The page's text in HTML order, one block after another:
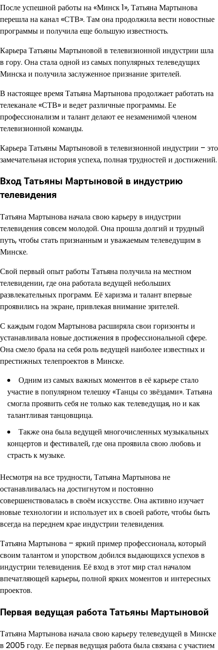
После успешной работы на «Минск 1», Татьяна Мартынова
перешла на канал «СТВ». Там она продолжила вести новостные
программы и получила еще большую известность.
Карьера Татьяны Мартыновой в телевизионной индустрии шла
в гору. Она стала одной из самых популярных телеведущих
Минска и получила заслуженное признание зрителей.
В настоящее время Татьяна Мартынова продолжает работать на
телеканале «СТВ» и ведет различные программы. Ее
профессионализм и талант делают ее незаменимой членом
телевизионной команды.
Карьера Татьяны Мартыновой в телевизионной индустрии – это
замечательная история успеха, полная трудностей и достижений.
Вход Татьяны Мартыновой в индустрию
телевидения
Татьяна Мартынова начала свою карьеру в индустрии
телевидения совсем молодой. Она прошла долгий и трудный
путь, чтобы стать признанным и уважаемым телеведущим в
Минске.
Свой первый опыт работы Татьяна получила на местном
телевидении, где она работала ведущей небольших
развлекательных программ. Её харизма и талант впервые
проявились на экране, привлекая внимание зрителей.
С каждым годом Мартынова расширяла свои горизонты и
устанавливала новые достижения в профессиональной сфере.
Она смело брала на себя роль ведущей наиболее известных и
престижных телепроектов в Минске.
Одним из самых важных моментов в её карьере стало
участие в популярном телешоу «Танцы со звёздами». Татьяна
смогла проявить себя не только как телеведущая, но и как
талантливая танцовщица.
Также она была ведущей многочисленных музыкальных
концертов и фестивалей, где она проявила свою любовь и
страсть к музыке.
Несмотря на все трудности, Татьяна Мартынова не
останавливалась на достигнутом и постоянно
совершенствовалась в своём искусстве. Она активно изучает
новые технологии и использует их в своей работе, чтобы быть
всегда на переднем крае индустрии телевидения.
Татьяна Мартынова – яркий пример профессионала, который
своим талантом и упорством добился выдающихся успехов в
индустрии телевидения. Её вход в этот мир стал началом
впечатляющей карьеры, полной ярких моментов и интересных
проектов.
Первая ведущая работа Татьяны Мартыновой
Татьяна Мартынова начала свою карьеру телеведущей в Минске
в 2005 году. Ее первая ведущая работа была связана с участием